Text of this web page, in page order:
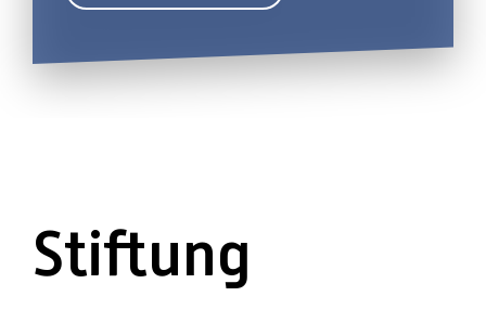
Stiftung